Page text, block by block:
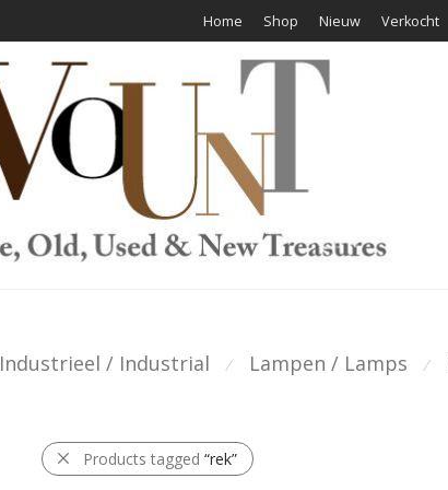
Home Shop Nieuw Verkocht
Industrieel / Industrial ⁄ Lampen / Lamps ⁄
Products tagged “rek”